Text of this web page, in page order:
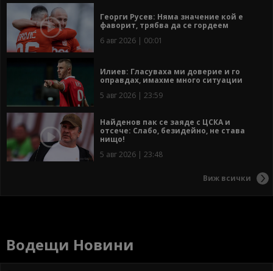
Георги Русев: Няма значение кой е
фаворит, трябва да се гордеем
6 авг 2026 | 00:01
Илиев: Гласуваха ми доверие и го
оправдах, имахме много ситуации
5 авг 2026 | 23:59
Найденов пак се заяде с ЦСКА и
отсече: Слабо, безидейно, не става
нищо!
5 авг 2026 | 23:48
Виж всички
Водещи Новини